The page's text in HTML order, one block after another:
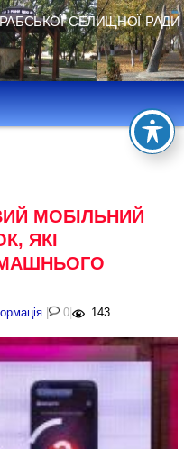
селищної ради
МОБІЛЬНИЙ
ЯКІ
| 0 | 143